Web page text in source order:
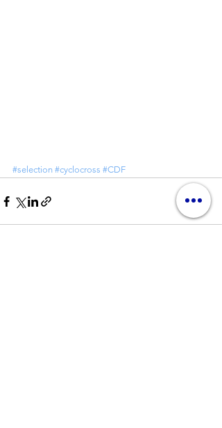
#selection #cyclocross #CDF